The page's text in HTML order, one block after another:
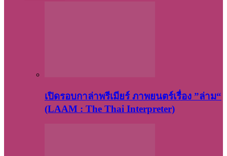
เปิดรอบกาล่าพรีเมียร์ ภาพยนตร์เรื่อง ”ล่าม“
(LAAM : The Thai Interpreter)